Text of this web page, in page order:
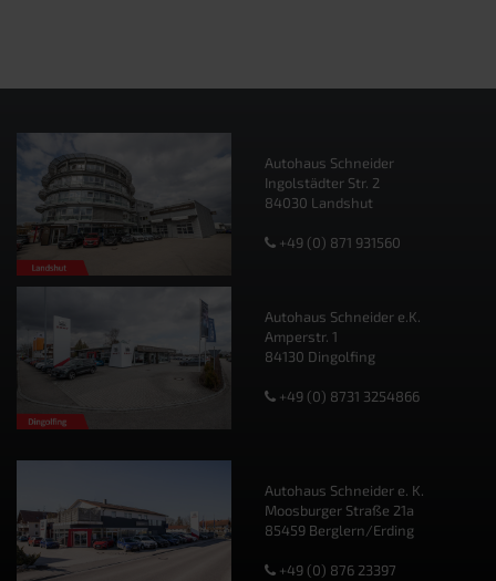
Autohaus Schneider
Ingolstädter Str. 2
84030 Landshut
+49 (0) 871 931560
Autohaus Schneider e.K.
Amperstr. 1
84130 Dingolfing
+49 (0) 8731 3254866
Autohaus Schneider e. K.
Moosburger Straße 21a
85459 Berglern/Erding
+49 (0) 876 23397